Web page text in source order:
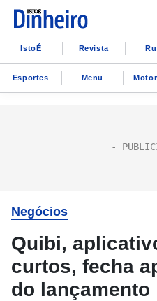
IstoÉ Revista
Esportes Menu
Negócios
Quibi,
curtos, fecha
do lançamento